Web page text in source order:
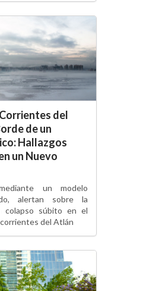
del
de un
Hallazgos
un Nuevo
un modelo
alertan sobre la
colapso súbito en el
del Atlán